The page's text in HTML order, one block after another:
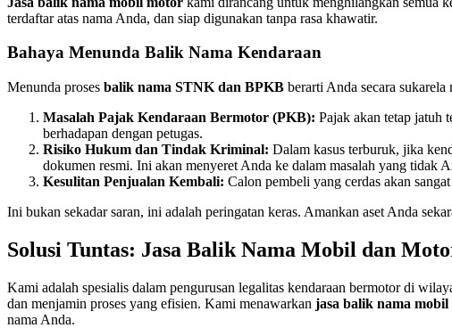
terdaftar atas nama Anda, dan siap digunakan tanpa rasa khawatir.
Bahaya Menunda Balik Nama Kendaraan
Menunda proses balik nama STNK dan BPKB berarti Anda secara
Masalah Pajak Kendaraan Bermotor (PKB): Pajak akan tetap jatuh
berhadapan dengan petugas.
Risiko Hukum dan Tindak Kriminal: Dalam kasus terburuk, jika
dokumen resmi. Ini akan menyeret Anda ke dalam masalah yang tidak
Kesulitan Penjualan Kembali: Calon pembeli yang cerdas akan
Ini bukan sekadar saran, ini adalah peringatan keras. Amankan aset Anda
Solusi Tuntas: Jasa Balik Nama Mobil dan
Kami adalah spesialis dalam pengurusan legalitas kendaraan bermotor di
dan menjamin proses yang efisien. Kami menawarkan jasa balik nama mobil
nama Anda.